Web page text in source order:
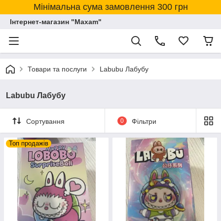
Мінімальна сума замовлення 300 грн
Інтернет-магазин "Maxam"
Товари та послуги Labubu Лабубу
Labubu Лабубу
Сортування 0 Фільтри
Топ продажів